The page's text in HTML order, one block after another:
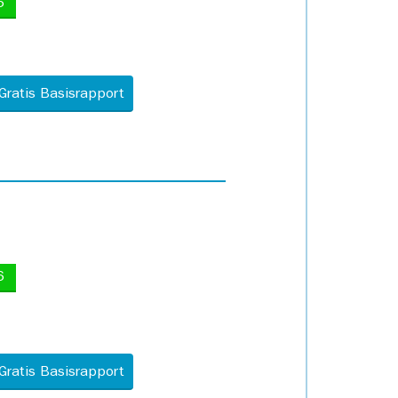
Basisrapport
Basisrapport